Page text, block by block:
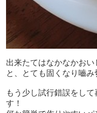
出来たてはなかなかお
と、とても固くなり嚙
もう少し試行錯誤をし
す！